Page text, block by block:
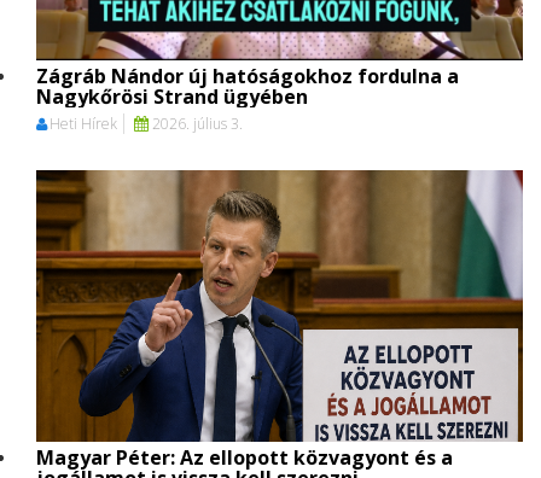
Zágráb Nándor új hatóságokhoz fordulna a
Nagykőrösi Strand ügyében
Heti Hírek 2026. július 3.
Magyar Péter: Az ellopott közvagyont és a